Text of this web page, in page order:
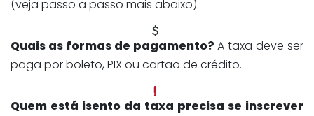
(veja passo a passo mais abaixo).
Quais as formas de pagamento? A taxa deve ser
paga por boleto, PIX ou cartão de crédito.
Quem está isento da taxa precisa se inscrever